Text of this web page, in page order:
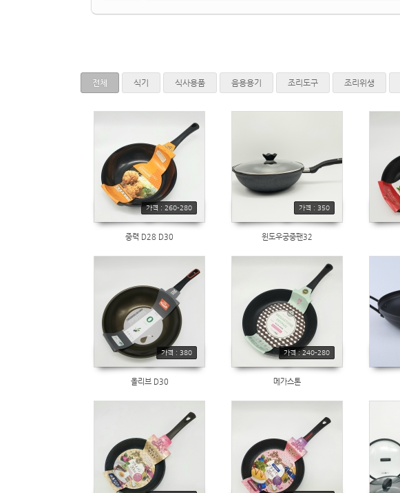
전체 식기 식사용품 음용용기 조리도구 조리위생
가격 : 260-280
중력 D28 D30
가격 : 350
윈도우궁중팬32
가격 : 380
올리브 D30
가격 : 240-280
메가스톤